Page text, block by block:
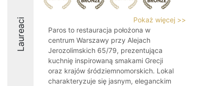
Laureaci
Pokaż więcej >>
Paros to restauracja położona w
centrum Warszawy przy Alejach
Jerozolimskich 65/79, prezentująca
kuchnię inspirowaną smakami Grecji
oraz krajów śródziemnomorskich. Lokal
charakteryzuje się jasnym, eleganckim